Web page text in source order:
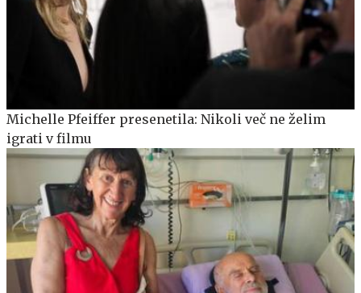
Michelle Pfeiffer presenetila: Nikoli več ne želim
igrati v filmu